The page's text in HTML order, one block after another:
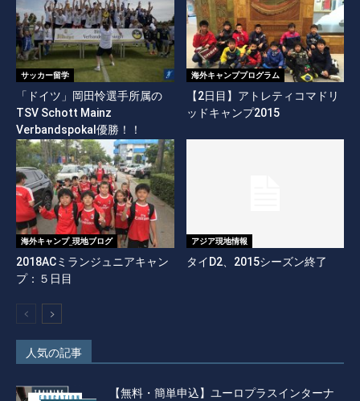
サッカー留学
「ドイツ」岡田怜選手所属の
TSV Schott Mainz
Verbandspokal優勝！！
海外キャンププログラム
【2日目】アトレティコマドリ
ッドキャンプ2015
海外キャンプ_現地ブログ
2018ACミランジュニアキャン
プ：５日目
アジア現地情報
タイD2、2015シーズン終了
人気の記事
【無料・簡単申込】ユーロプラスインターナ